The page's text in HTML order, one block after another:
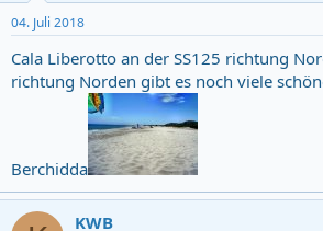
04. Juli 2018
Cala Liberotto an der SS125 richtung
richtung Norden gibt es noch viele
Berchidda
KWB